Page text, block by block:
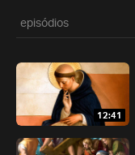
episódios
12:41